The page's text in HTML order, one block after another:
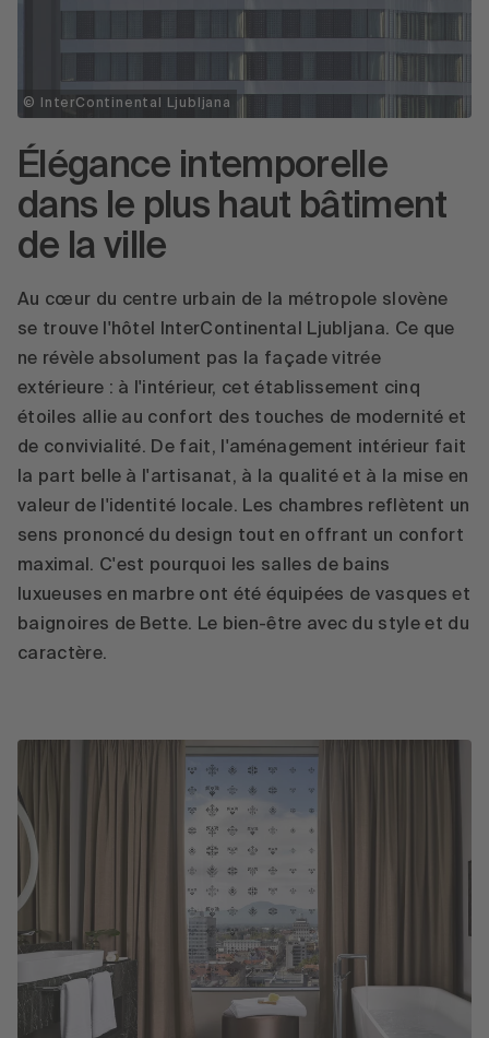
© InterContinental Ljubljana
Élégance intemporelle
dans le plus haut bâtiment
de la ville
Au cœur du centre urbain de la métropole slovène
se trouve l'hôtel InterContinental Ljubljana. Ce que
ne révèle absolument pas la façade vitrée
extérieure : à l'intérieur, cet établissement cinq
étoiles allie au confort des touches de modernité et
de convivialité. De fait, l'aménagement intérieur fait
la part belle à l'artisanat, à la qualité et à la mise en
valeur de l'identité locale. Les chambres reflètent un
sens prononcé du design tout en offrant un confort
maximal. C'est pourquoi les salles de bains
luxueuses en marbre ont été équipées de vasques et
baignoires de Bette. Le bien-être avec du style et du
caractère.